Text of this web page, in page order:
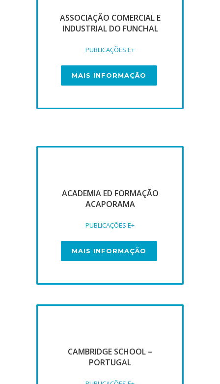
ASSOCIAÇÃO COMERCIAL E
INDUSTRIAL DO FUNCHAL
PUBLICAÇÕES E+
MAIS INFORMAÇÃO
ACADEMIA ED FORMAÇÃO
ACAPORAMA
PUBLICAÇÕES E+
MAIS INFORMAÇÃO
CAMBRIDGE SCHOOL –
PORTUGAL